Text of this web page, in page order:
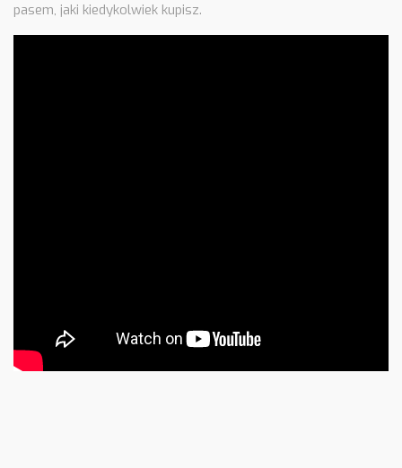
pasem, jaki kiedykolwiek kupisz.